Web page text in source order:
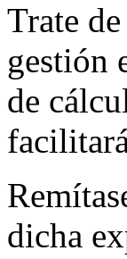
Trate
gestión
de
dicha